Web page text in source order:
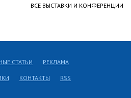
ВСЕ ВЫСТАВКИ И КОНФЕРЕНЦИИ
СТАТЬИ РЕКЛАМА
КОНТАКТЫ RSS